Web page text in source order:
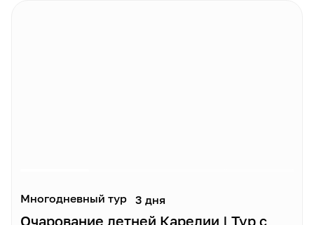
Многодневный тур 3 дня
Очарование летней Карелии | Тур с